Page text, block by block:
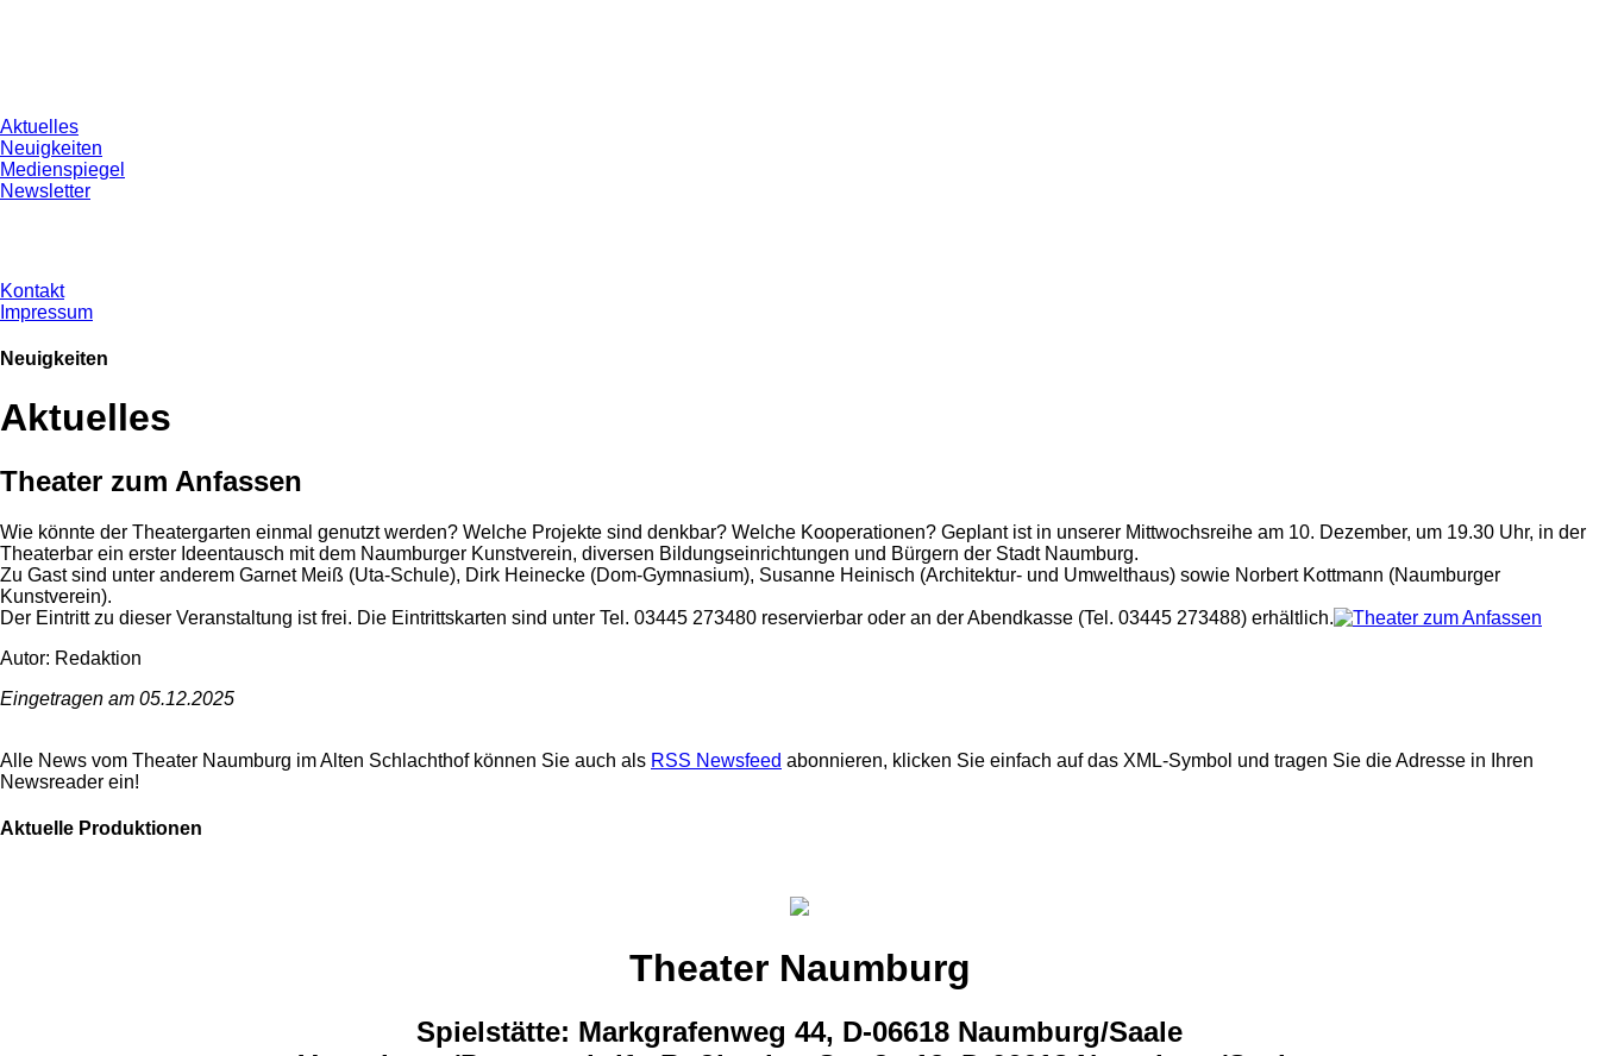
Aktuelles
Neuigkeiten
Medienspiegel
Newsletter
Kontakt
Impressum
Neuigkeiten
Aktuelles
Theater zum Anfassen
Wie könnte der Theatergarten einmal genutzt werden? Welche Projekte sind denkbar? Welche Kooperationen? Geplant ist in unserer Mittwochsreihe am 10. Dezember, um 19.30 Uhr, in der
Theaterbar ein erster Ideentausch mit dem Naumburger Kunstverein, diversen Bildungseinrichtungen und Bürgern der Stadt Naumburg.
Zu Gast sind unter anderem Garnet Meiß (Uta-Schule), Dirk Heinecke (Dom-Gymnasium), Susanne Heinisch (Architektur- und Umwelthaus) sowie Norbert Kottmann (Naumburger
Kunstverein).
Der Eintritt zu dieser Veranstaltung ist frei. Die Eintrittskarten sind unter Tel. 03445 273480 reservierbar oder an der Abendkasse (Tel. 03445 273488) erhältlich.
Autor: Redaktion
Eingetragen am 05.12.2025
Alle News vom Theater Naumburg im Alten Schlachthof können Sie auch als RSS Newsfeed abonnieren, klicken Sie einfach auf das XML-Symbol und tragen Sie die Adresse in Ihren
Newsreader ein!
Aktuelle Produktionen
Theater Naumburg
Spielstätte: Markgrafenweg 44, D-06618 Naumburg/Saale